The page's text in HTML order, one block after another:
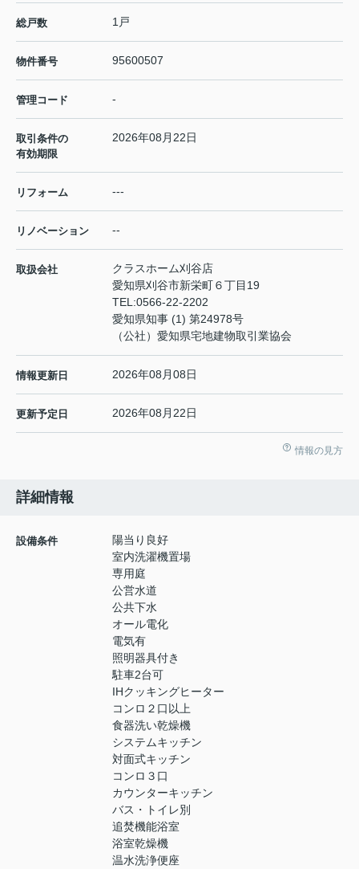
総戸数 1戸
物件番号 95600507
管理コード -
取引条件の
有効期限
2026年08月22日
リフォーム ---
リノベーション --
取扱会社
クラスホーム刈谷店
愛知県刈谷市新栄町６丁目19
TEL:0566-22-2202
愛知県知事 (1) 第24978号
（公社）愛知県宅地建物取引業協会
情報更新日 2026年08月08日
更新予定日 2026年08月22日
情報の見方
詳細情報
設備条件
陽当り良好
室内洗濯機置場
専用庭
公営水道
公共下水
オール電化
電気有
照明器具付き
駐車2台可
IHクッキングヒーター
コンロ２口以上
食器洗い乾燥機
システムキッチン
対面式キッチン
コンロ３口
カウンターキッチン
バス・トイレ別
追焚機能浴室
浴室乾燥機
温水洗浄便座